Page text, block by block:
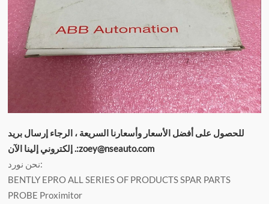
للحصول على أفضل الأسعار وأسعارنا السريعة ، الرجاء إرسال بريد
إلكتروني إلينا الآن .:zoey@nseauto.com
نحن نورد:
BENTLY EPRO ALL SERIES OF PRODUCTS SPAR PARTS
PROBE Proximitor